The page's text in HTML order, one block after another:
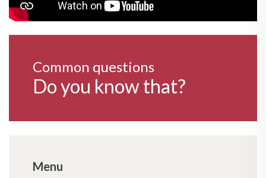
Common questions
Do you know that?
Menu